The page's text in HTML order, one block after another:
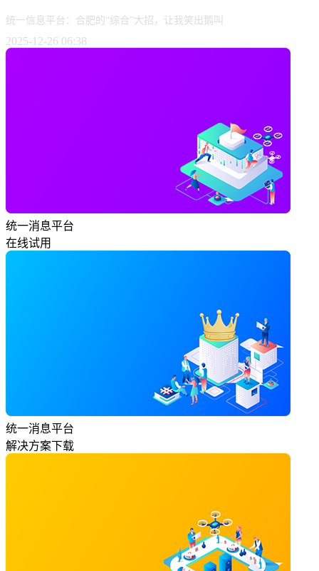
统一信息平台：合肥的“综合”大招，让我笑出鹅叫
2025-12-26 06:38
统一消息平台
在线试用
统一消息平台
解决方案下载